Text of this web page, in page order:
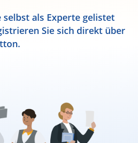
selbst als Experte gelistet
Sie sich direkt über